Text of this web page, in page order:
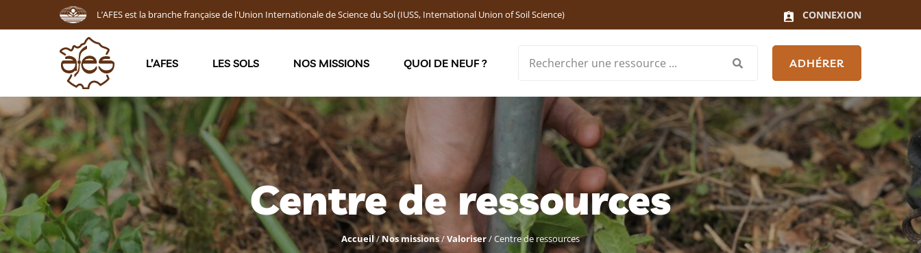
L’AFES est la branche française de l'Union Internationale de Science du Sol (IUSS, International Union of Soil Science) CONNEXION
L’AFES LES SOLS NOS MISSIONS QUOI DE NEUF ? ADHÉRER
Centre de ressources
Accueil/Nos missions/Valoriser/Centre de ressources